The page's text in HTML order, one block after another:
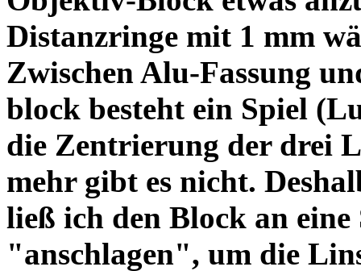
Distanzringe mit 1 mm
Zwischen Alu-Fassung
block besteht ein Spiel
die Zentrierung der drei
mehr gibt es nicht.
ließ ich den Block an eine
"anschlagen", um die